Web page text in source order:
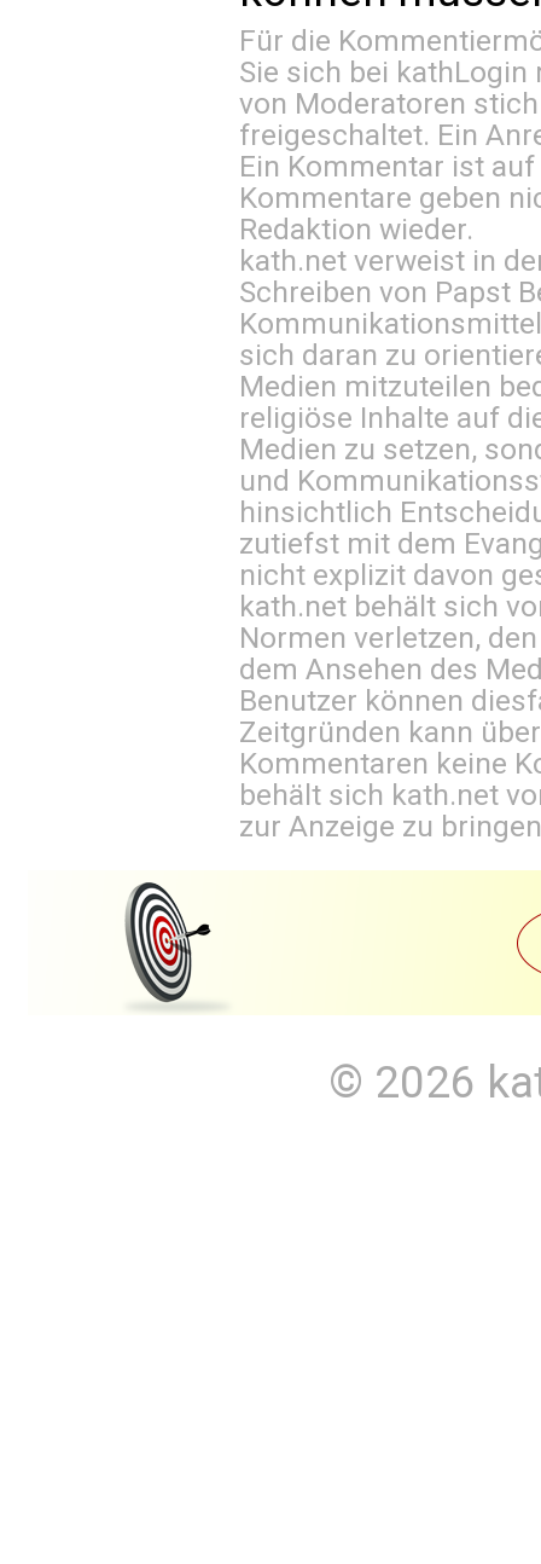
Für die
Sie sich bei kathLogin
von Moderatoren
freigeschaltet. Ein
Ein Kommentar ist
Kommentare geben
Redaktion wieder.
kath.net verweist in
Schreiben von Papst
sich daran zu
Medien mitzuteilen
religiöse Inhalte auf
Medien zu setzen,
und
hinsichtlich
zutiefst mit dem
nicht explizit davon
kath.net behält sich
Normen verletzen,
dem Ansehen des
Benutzer können
Zeitgründen kann
Kommentaren keine
behält sich kath.net
zur Anzeige zu
© 2026